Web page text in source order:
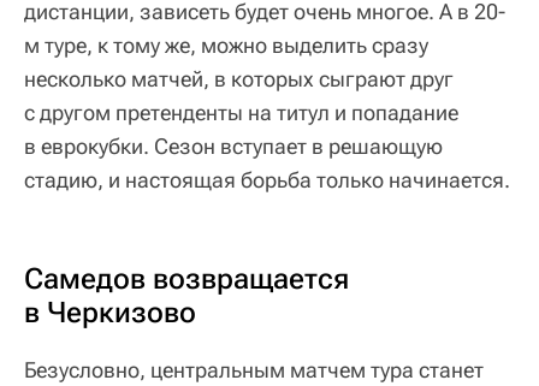
дистанции, зависеть будет очень многое. А в 20-
м туре, к тому же, можно выделить сразу
несколько матчей, в которых сыграют друг
с другом претенденты на титул и попадание
в еврокубки. Сезон вступает в решающую
стадию, и настоящая борьба только начинается.
Самедов возвращается
в Черкизово
Безусловно, центральным матчем тура станет